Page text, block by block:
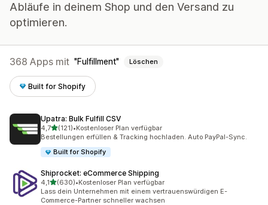
Abläufe in deinem Shop und den Versand zu
optimieren.
368 Apps mit Fulfillment Löschen
Built for Shopify
Upatra: Bulk Fulfill CSV
4,7von 5 Sternen
(121)
121 Rezensionen insgesamt
•Kostenloser Plan verfügbar
Bestellungen erfüllen & Tracking hochladen. Auto PayPal-Sync.
Built for Shopify
Shiprocket: eCommerce Shipping
4,1von 5 Sternen
(630)
630 Rezensionen insgesamt
•Kostenloser Plan verfügbar
Lass dein Unternehmen mit einem vertrauenswürdigen E-
Commerce-Partner schneller wachsen